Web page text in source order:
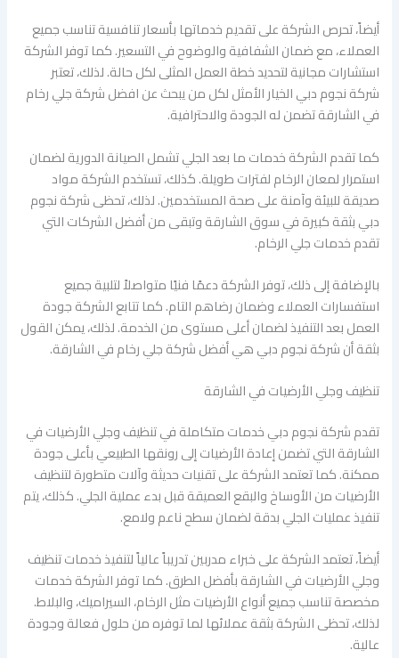
أيضاً، تحرص الشركة على تقديم خدماتها بأسعار تنافسية تناسب جميع
العملاء، مع ضمان الشفافية والوضوح في التسعير. كما توفر الشركة
استشارات مجانية لتحديد خطة العمل المثلى لكل حالة. لذلك، تعتبر
شركة نجوم دبي الخيار الأمثل لكل من يبحث عن افضل شركة جلي رخام
في الشارقة تضمن له الجودة والاحترافية.
كما تقدم الشركة خدمات ما بعد الجلي تشمل الصيانة الدورية لضمان
استمرار لمعان الرخام لفترات طويلة. كذلك، تستخدم الشركة مواد
صديقة للبيئة وآمنة على صحة المستخدمين. لذلك، تحظى شركة نجوم
دبي بثقة كبيرة في سوق الشارقة وتبقى من أفضل الشركات التي
تقدم خدمات جلي الرخام.
بالإضافة إلى ذلك، توفر الشركة دعمًا فنيًا متواصلاً لتلبية جميع
استفسارات العملاء وضمان رضاهم التام. كما تتابع الشركة جودة
العمل بعد التنفيذ لضمان أعلى مستوى من الخدمة. لذلك، يمكن القول
بثقة أن شركة نجوم دبي هي أفضل شركة جلي رخام في الشارقة.
تنظيف وجلي الأرضيات في الشارقة
تقدم شركة نجوم دبي خدمات متكاملة في تنظيف وجلي الأرضيات في
الشارقة التي تضمن إعادة الأرضيات إلى رونقها الطبيعي بأعلى جودة
ممكنة. كما تعتمد الشركة على تقنيات حديثة وآلات متطورة لتنظيف
الأرضيات من الأوساخ والبقع العميقة قبل بدء عملية الجلي. كذلك، يتم
تنفيذ عمليات الجلي بدقة لضمان سطح ناعم ولامع.
أيضاً، تعتمد الشركة على خبراء مدربين تدريباً عالياً لتنفيذ خدمات تنظيف
وجلي الأرضيات في الشارقة بأفضل الطرق. كما توفر الشركة خدمات
مخصصة تناسب جميع أنواع الأرضيات مثل الرخام، السيراميك، والبلاط.
لذلك، تحظى الشركة بثقة عملائها لما توفره من حلول فعالة وجودة
عالية.